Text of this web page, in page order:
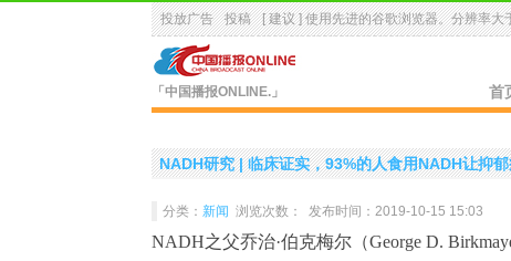
投放广告 投稿 [ 建议 ] 使用先进的谷歌浏览器。分辨率大
「中国播报ONLINE.」 首
NADH研究 | 临床证实，93%的人食用NADH让抑
分类： 新闻 浏览次数： 发布时间：2019-10-15 15:03
NADH之父乔治·伯克梅尔（George D.